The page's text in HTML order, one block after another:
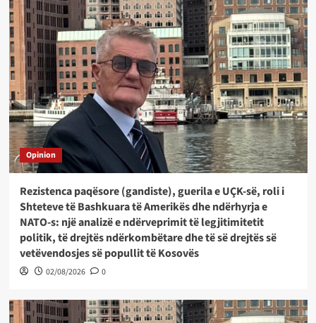
Opinion
Rezistenca paqësore (gandiste), guerila e UÇK-së, roli i
Shteteve të Bashkuara të Amerikës dhe ndërhyrja e
NATO-s: një analizë e ndërveprimit të legjitimitetit
politik, të drejtës ndërkombëtare dhe të së drejtës së
vetëvendosjes së popullit të Kosovës
02/08/2026 0